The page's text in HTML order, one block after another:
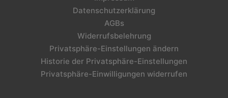
Datenschutzerklärung
AGBs
Widerrufsbelehrung
Privatsphäre-Einstellungen ändern
Historie der Privatsphäre-Einstellungen
Privatsphäre-Einwilligungen widerrufen